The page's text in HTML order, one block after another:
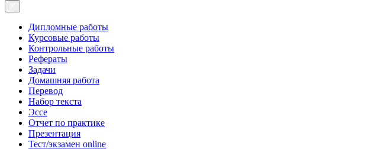
Дипломные работы
Курсовые работы
Контрольные работы
Рефераты
Задачи
Домашняя работа
Перевод
Набор текста
Эссе
Отчет по практике
Презентация
Тест/экзамен online